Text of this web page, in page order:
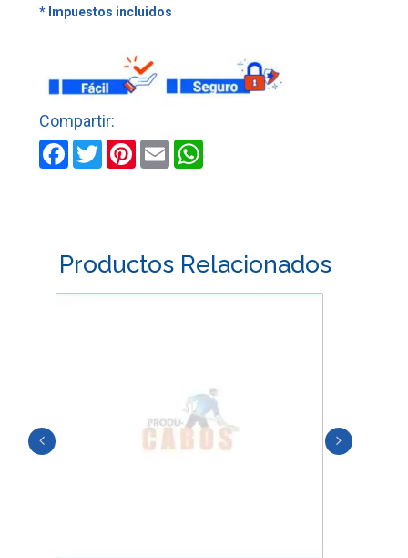
DON
Facebook
TwitterPinterest
EmailWhatsApp
Productos Relacionados